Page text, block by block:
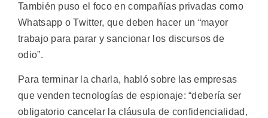
También puso el foco en compañías privadas como
Whatsapp o Twitter, que deben hacer un “mayor
trabajo para parar y sancionar los discursos de
odio”.
Para terminar la charla, habló sobre las empresas
que venden tecnologías de espionaje: “debería ser
obligatorio cancelar la cláusula de confidencialidad,